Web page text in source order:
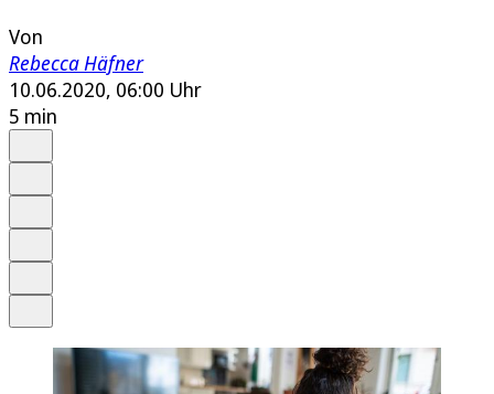
Von
Rebecca Häfner
10.06.2020, 06:00 Uhr
5 min